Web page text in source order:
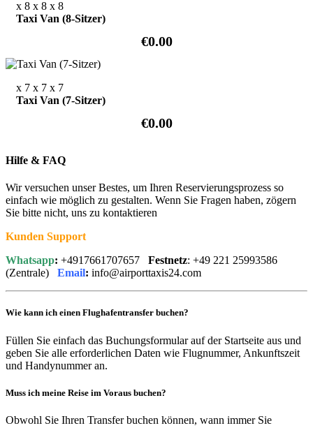
x 8 x 8 x 8
Taxi Van (8-Sitzer)
€0.00
x 7 x 7 x 7
Taxi Van (7-Sitzer)
€0.00
Hilfe & FAQ
Wir versuchen unser Bestes, um Ihren Reservierungsprozess so
einfach wie möglich zu gestalten. Wenn Sie Fragen haben, zögern
Sie bitte nicht, uns zu kontaktieren
Kunden Support
Whatsapp: +4917661707657 Festnetz: +49 221 25993586
(Zentrale) Email: info@airporttaxis24.com
Wie kann ich einen Flughafentransfer buchen?
Füllen Sie einfach das Buchungsformular auf der Startseite aus und
geben Sie alle erforderlichen Daten wie Flugnummer, Ankunftszeit
und Handynummer an.
Muss ich meine Reise im Voraus buchen?
Obwohl Sie Ihren Transfer buchen können, wann immer Sie